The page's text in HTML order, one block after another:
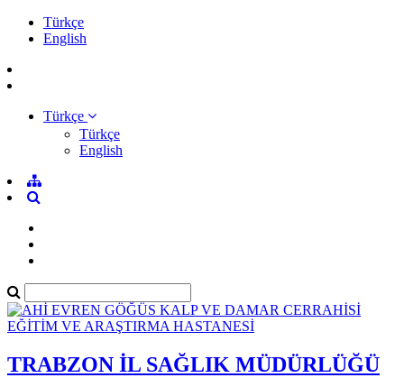
Türkçe
English
Türkçe
Türkçe
English
TRABZON İL SAĞLIK MÜDÜRLÜĞÜ